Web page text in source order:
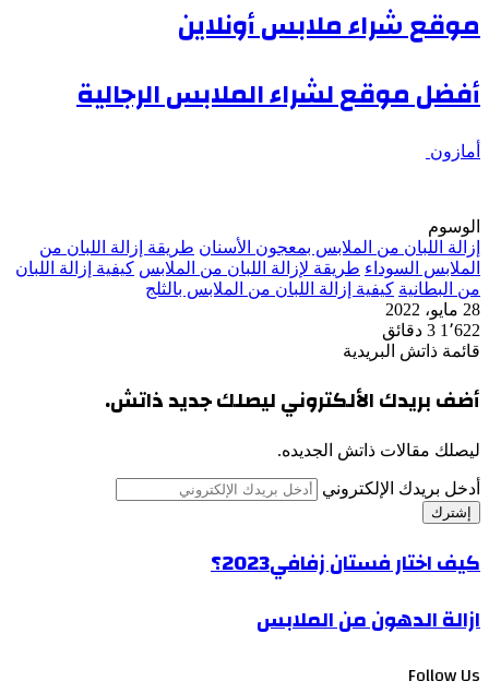
موقع شراء ملابس أونلاين
أفضل موقع لشراء الملابس الرجالية
أمازون
الوسوم
إزالة اللبان من الملابس بمعجون الأسنان طريقة إزالة اللبان من
الملابس السوداء طريقة لإزالة اللبان من الملابس كيفية إزالة اللبان
من البطانية كيفية إزالة اللبان من الملابس بالثلج
28 مايو، 2022
1٬622 3 دقائق
قائمة ذاتش البريدية
أضف بريدك الألكتروني ليصلك جديد ذاتش.
ليصلك مقالات ذاتش الجديده.
أدخل بريدك الإلكتروني
كيف اختار فستان زفافي2023؟
ازالة الدهون من الملابس
Follow Us